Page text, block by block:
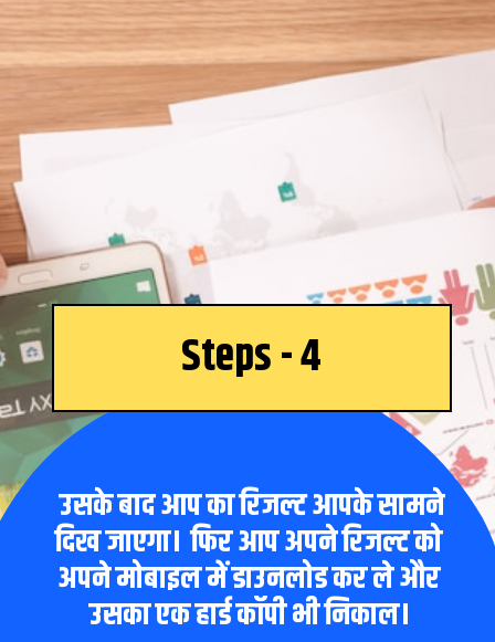
उसके बाद आप का रिजल्ट आपके सामने
दिख जाएगा। फिर आप अपने रिजल्ट को
अपने मोबाइल में डाउनलोड कर ले और
उसका एक हार्ड कॉपी भी निकाल।
Steps - 4